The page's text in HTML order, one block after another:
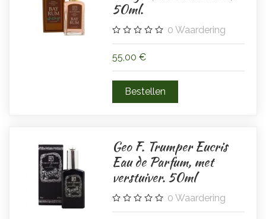
50ml.
0 Waardering
55,00 €
Geo F. Trumper Eucris
Eau de Parfum, met
verstuiver. 50ml
0 Waardering